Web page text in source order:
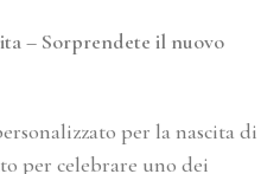
– Sorprendete il nuovo
per la nascita di
per celebrare uno dei